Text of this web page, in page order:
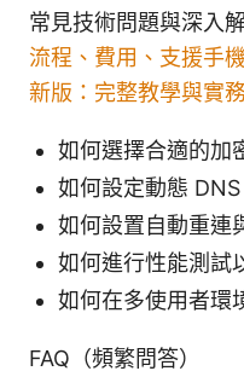
常見技術問題與深入
流程、費用、支援手
新版：完整教學與實
如何選擇合適的加
如何設定動態
如何設置自動重連
如何進行性能測試
如何在多使用者環
FAQ（頻繁問答）